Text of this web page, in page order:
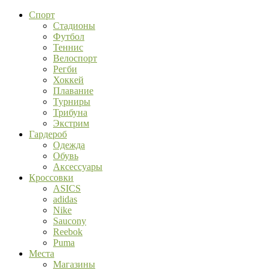
Спорт
Стадионы
Футбол
Теннис
Велоспорт
Регби
Хоккей
Плавание
Турниры
Трибуна
Экстрим
Гардероб
Одежда
Обувь
Аксессуары
Кроссовки
ASICS
adidas
Nike
Saucony
Reebok
Puma
Места
Магазины